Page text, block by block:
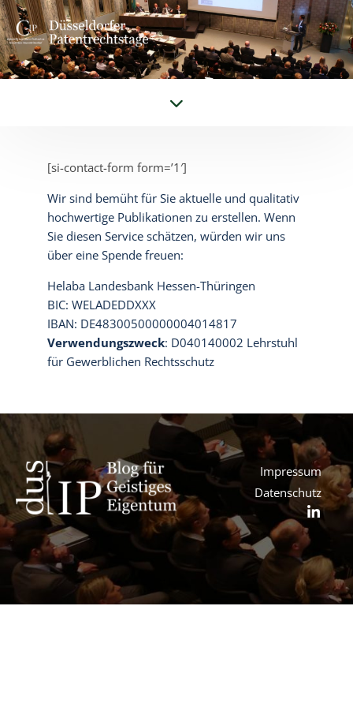
[si-contact-form form=’1′]
Wir sind bemüht für Sie aktuelle und qualitativ
hochwertige Publikationen zu erstellen. Wenn
Sie diesen Service schätzen, würden wir uns
über eine Spende freuen:
Helaba Landesbank Hessen-Thüringen
BIC: WELADEDDXXX
IBAN: DE48300500000004014817
Verwendungszweck: D040140002 Lehrstuhl
für Gewerblichen Rechtsschutz
Impressum
Datenschutz